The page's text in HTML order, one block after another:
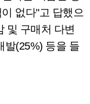
없다"고 답했으
및 구매처 다변
(25%) 등을 들